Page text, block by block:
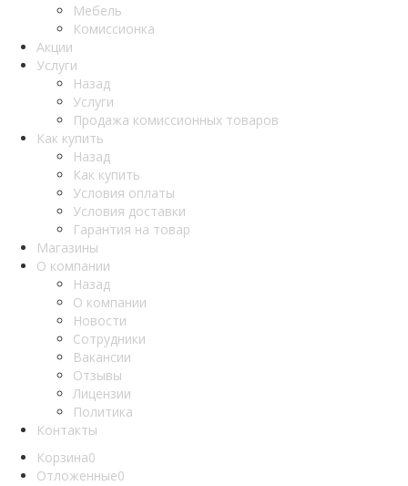
Мебель
Комиссионка
Акции
Услуги
Назад
Услуги
Продажа комиссионных товаров
Как купить
Назад
Как купить
Условия оплаты
Условия доставки
Гарантия на товар
Магазины
О компании
Назад
О компании
Новости
Сотрудники
Вакансии
Отзывы
Лицензии
Политика
Контакты
Корзина0
Отложенные0